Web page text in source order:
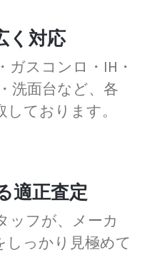
く対応
ガスコンロ・IH・
洗面台など、各
ております。
適正査定
ッフが、メーカ
しっかり見極めて